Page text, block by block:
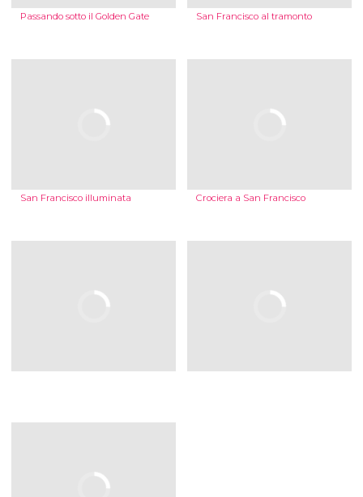
Passando sotto il Golden Gate San Francisco al tramonto
San Francisco illuminata Crociera a San Francisco